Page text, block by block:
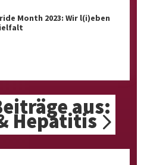
Month 2023: Wir l(i)eben
aus:
Hepatitis